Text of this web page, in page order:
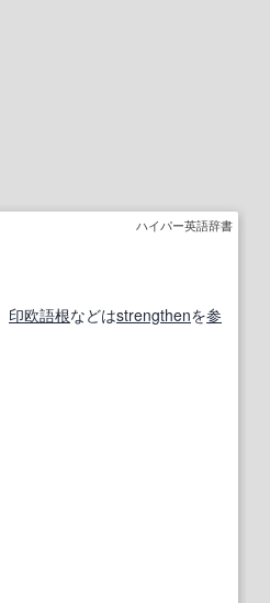
ハイパー英語辞書
印欧語根などはstrengthenを参